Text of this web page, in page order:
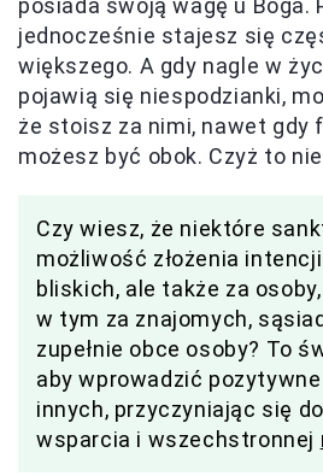
posiada swoją wagę u Boga.
jednocześnie stajesz się
większego. A gdy nagle w
pojawią się niespodzianki,
że stoisz za nimi, nawet gdy
możesz być obok. Czyż to
Czy wiesz, że niektóre
możliwość złożenia
bliskich, ale także za
w tym za znajomych,
zupełnie obce osoby? To
aby wprowadzić
innych, przyczyniając się
wsparcia i wszechstronnej